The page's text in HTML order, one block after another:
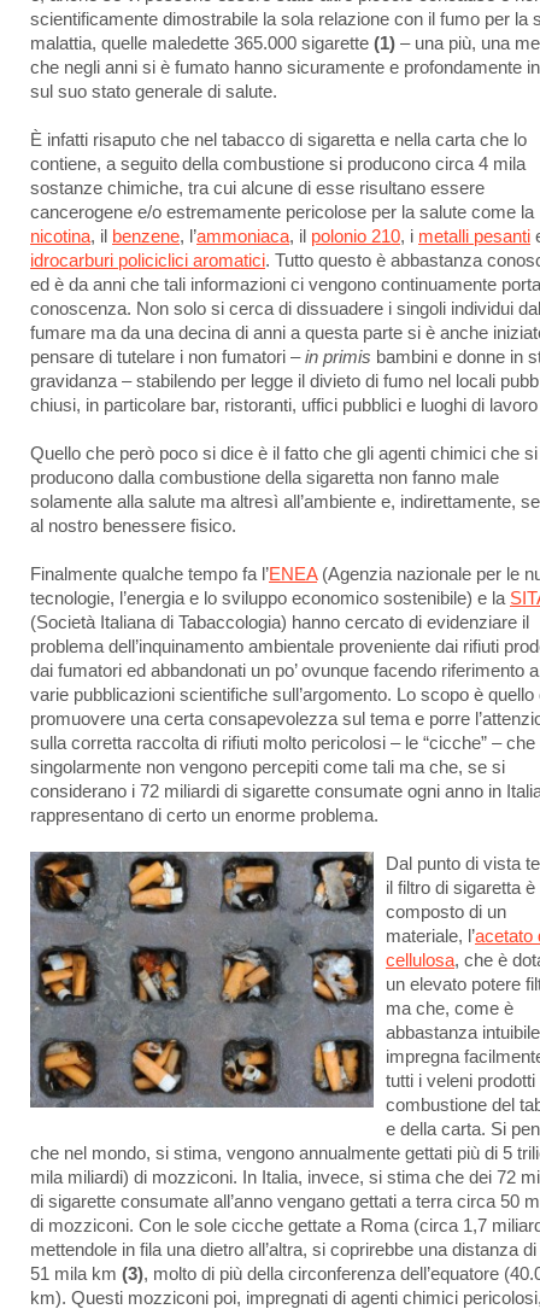
scientificamente dimostrabile la sola relazione con il fumo per la
malattia, quelle maledette 365.000 sigarette (1) – una più, una
che negli anni si è fumato hanno sicuramente e profondamente
sul suo stato generale di salute.
È infatti risaputo che nel tabacco di sigaretta e nella carta che lo
contiene, a seguito della combustione si producono circa 4 mila
sostanze chimiche, tra cui alcune di esse risultano essere
cancerogene e/o estremamente pericolose per la salute come la
nicotina, il benzene, l’ammoniaca, il polonio 210, i metalli pesanti
idrocarburi policiclici aromatici. Tutto questo è abbastanza
ed è da anni che tali informazioni ci vengono continuamente
conoscenza. Non solo si cerca di dissuadere i singoli individui dal
fumare ma da una decina di anni a questa parte si è anche
pensare di tutelare i non fumatori –in primis bambini e donne in
gravidanza – stabilendo per legge il divieto di fumo nel locali
chiusi, in particolare bar, ristoranti, uffici pubblici e luoghi di
Quello che però poco si dice è il fatto che gli agenti chimici che si
producono dalla combustione della sigaretta non fanno male
solamente alla salute ma altresì all’ambiente e, indirettamente,
al nostro benessere fisico.
Finalmente qualche tempo fa l’ENEA(Agenzia nazionale per le
tecnologie, l’energia e lo sviluppo economico sostenibile) e la
(Società Italiana di Tabaccologia) hanno cercato di evidenziare il
problema dell’inquinamento ambientale proveniente dai rifiuti
dai fumatori ed abbandonati un po’ ovunque facendo riferimento
varie pubblicazioni scientifiche sull’argomento. Lo scopo è quello
promuovere una certa consapevolezza sul tema e porre
sulla corretta raccolta di rifiuti molto pericolosi – le “cicche” – che
singolarmente non vengono percepiti come tali ma che, se si
considerano i 72 miliardi di sigarette consumate ogni anno in
rappresentano di certo un enorme problema.
Dal punto di vista
il filtro di sigaretta è
composto di un
materiale, l’acetato
cellulosa, che è
un elevato potere
ma che, come è
abbastanza
impregna
tutti i veleni prodotti
combustione del
e della carta. Si
che nel mondo, si stima, vengono annualmente gettati più di 5
mila miliardi) di mozziconi. In Italia, invece, si stima che dei 72
di sigarette consumate all’anno vengano gettati a terra circa 50
di mozziconi. Con le sole cicche gettate a Roma (circa 1,7
mettendole in fila una dietro all’altra, si coprirebbe una distanza
51 mila km (3), molto di più della circonferenza dell’equatore
km). Questi mozziconi poi, impregnati di agenti chimici